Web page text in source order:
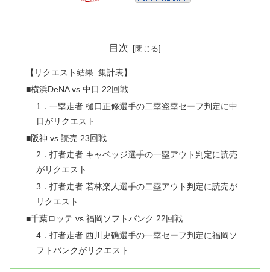
目次
【リクエスト結果_集計表】
■横浜DeNA vs 中日 22回戦
1．一塁走者 樋口正修選手の二塁盗塁セーフ判定に中
日がリクエスト
■阪神 vs 読売 23回戦
2．打者走者 キャベッジ選手の一塁アウト判定に読売
がリクエスト
3．打者走者 若林楽人選手の二塁アウト判定に読売が
リクエスト
■千葉ロッテ vs 福岡ソフトバンク 22回戦
4．打者走者 西川史礁選手の一塁セーフ判定に福岡ソ
フトバンクがリクエスト